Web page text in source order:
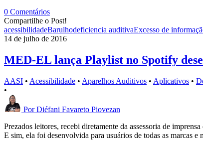
0 Comentários
Compartilhe o Post!
acessibilidadeBarulhodeficiencia auditivaExcesso de
14 de julho de 2016
MED-EL lança Playlist no Spotify
AASI • Acessibilidade • Aparelhos Auditivos • Aplicativos •
•
Por Diéfani Favareto Piovezan
Prezados leitores, recebi diretamente da assessoria de
E sim, ela foi desenvolvida para usuários de todas as marcas e